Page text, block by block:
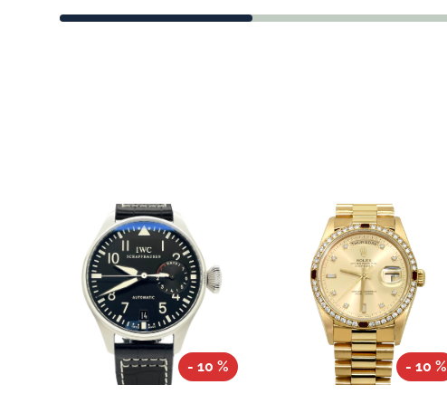
- 10 % - 10 %